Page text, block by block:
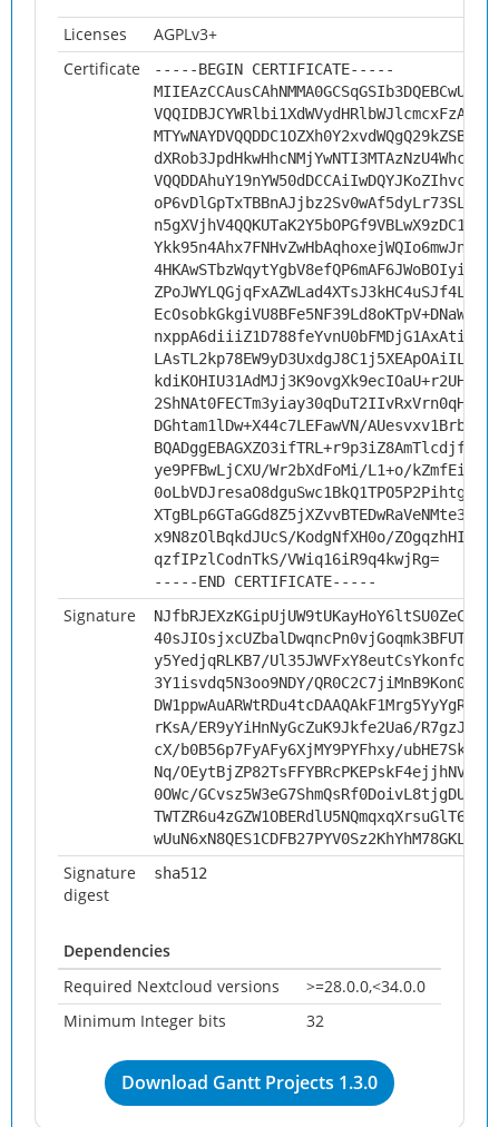
Licenses
AGPLv3+
Certificate
-----BEGIN CERTIFICATE-----
DGhtam1lDw+X44c7LEFawVN/
ye9PFBwLjCXU/Wr2bXdFoMi/L1+o/
x9N8zOlBqkdJUcS/KodgNfXH0o/
qzfIPzlCodnTkS/VWiq16iR9q4kwjRg=
-----END CERTIFICATE-----
Signature
y5YedjqRLKB7/
3Y1isvdq5N3oo9NDY/
rKsA/ER9yYiHnNyGcZuK9Jkfe2Ua6/
cX/b0B56p7FyAFy6XjMY9PYFhxy/
Nq/
0OWc/
Signature
digest
sha512
Dependencies
Required Nextcloud versions
>=28.0.0,<34.0.0
Minimum Integer bits
32
Download Gantt Projects 1.3.0